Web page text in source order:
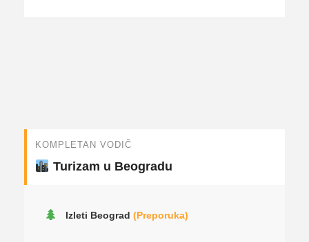
KOMPLETAN VODIČ
Turizam u Beogradu
Izleti Beograd (Preporuka)